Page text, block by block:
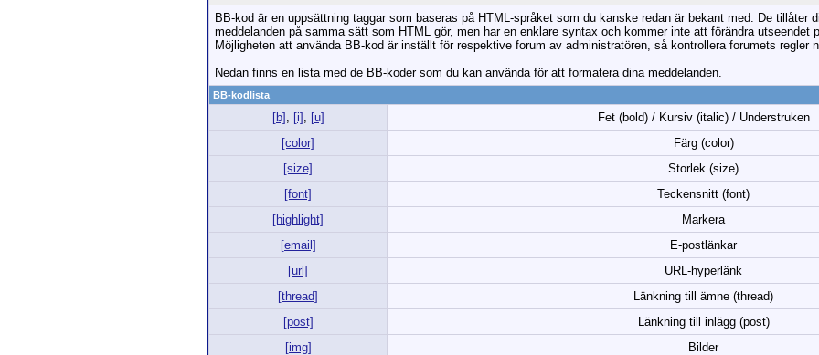
BB-kod är en uppsättning taggar som baseras på HTML-språket som du kanske redan är bekant med. De tillåter
meddelanden på samma sätt som HTML gör, men har en enklare syntax och kommer inte att förändra utseendet
Möjligheten att använda BB-kod är inställt för respektive forum av administratören, så kontrollera forumets regler
Nedan finns en lista med de BB-koder som du kan använda för att formatera dina meddelanden.
BB-kodlista
[b] , [i] , [u]
Fet (bold) / Kursiv (italic) / Understruken
[color]
Färg (color)
[size]
Storlek (size)
[font]
Teckensnitt (font)
[highlight]
Markera
[email]
E-postlänkar
[url]
URL-hyperlänk
[thread]
Länkning till ämne (thread)
[post]
Länkning till inlägg (post)
[img]
Bilder